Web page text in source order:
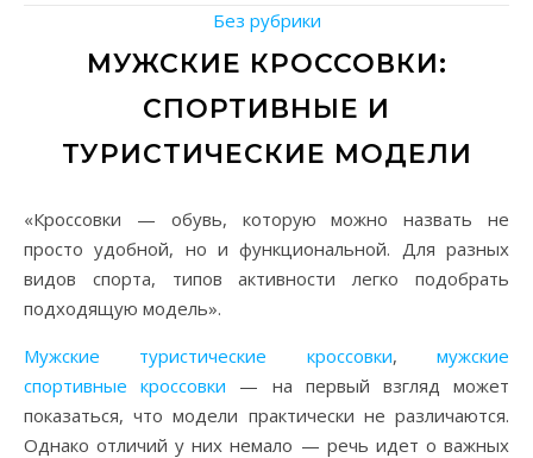
Без рубрики
МУЖСКИЕ КРОССОВКИ:
СПОРТИВНЫЕ И
ТУРИСТИЧЕСКИЕ МОДЕЛИ
20.09.2018
«Кроссовки — обувь, которую можно назвать не
просто удобной, но и функциональной. Для разных
видов спорта, типов активности легко подобрать
подходящую модель».
Мужские туристические кроссовки,мужские
спортивные кроссовки — на первый взгляд может
показаться, что модели практически не различаются.
Однако отличий у них немало — речь идет о важных